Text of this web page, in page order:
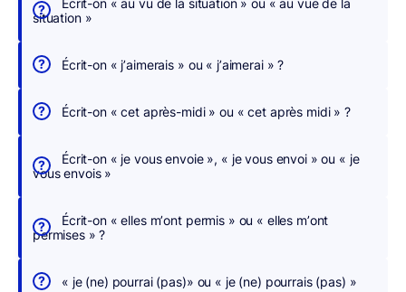
É
r
i
v
e
s
s
h
situation »
Écrit-on « j’aimerais » ou « j’aimerai » ?
Écrit-on « cet après-midi » ou « cet après midi » ?
Écrit-on « je vous envoie », « je vous envoi » ou « je
vous envois »
Écrit-on « elles m’ont permis » ou « elles m’ont
permises » ?
« je (ne) pourrai (pas)» ou « je (ne) pourrais (pas) »